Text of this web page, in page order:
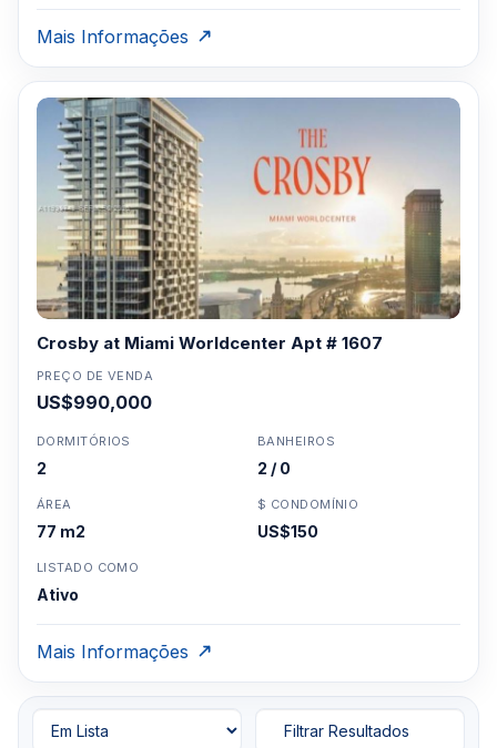
Mais Informações
Crosby at Miami Worldcenter Apt # 1607
PREÇO DE VENDA
US$990,000
DORMITÓRIOS
2
BANHEIROS
2 / 0
ÁREA
77 m2
$ CONDOMÍNIO
US$150
LISTADO COMO
Ativo
Mais Informações
Filtrar Resultados